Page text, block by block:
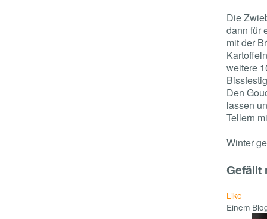
Die
dann für
mit der
weitere
Den
lassen
Tellern
Winter
Gefällt
Like
Einem